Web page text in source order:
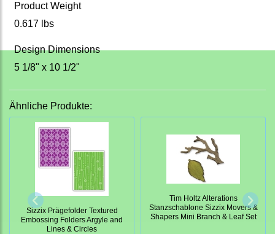
Product Weight
0.617 lbs
Design Dimensions
5 1/8" x 10 1/2"
Ähnliche Produkte:
Sizzix Prägefolder Textured
Embossing Folders Argyle and
Lines & Circles
Tim Holtz Alterations
Stanzschablone Sizzix Movers &
Shapers Mini Branch & Leaf Set